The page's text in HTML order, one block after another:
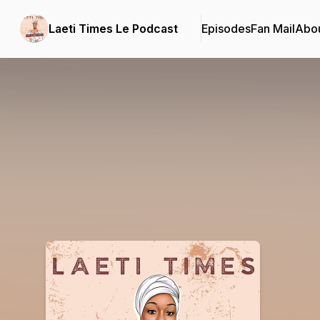
Laeti Times Le Podcast EpisodesFan Mail